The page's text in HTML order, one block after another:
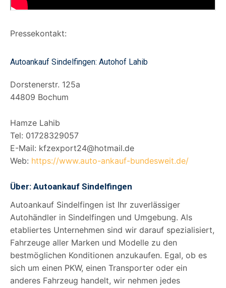
Pressekontakt:
Autoankauf Sindelfingen: Autohof Lahib
Dorstenerstr. 125a
44809 Bochum
Hamze Lahib
Tel: 01728329057
E-Mail: kfzexport24@hotmail.de
Web: https://www.auto-ankauf-bundesweit.de/
Über: Autoankauf Sindelfingen
Autoankauf Sindelfingen ist Ihr zuverlässiger
Autohändler in Sindelfingen und Umgebung. Als
etabliertes Unternehmen sind wir darauf spezialisiert,
Fahrzeuge aller Marken und Modelle zu den
bestmöglichen Konditionen anzukaufen. Egal, ob es
sich um einen PKW, einen Transporter oder ein
anderes Fahrzeug handelt, wir nehmen jedes